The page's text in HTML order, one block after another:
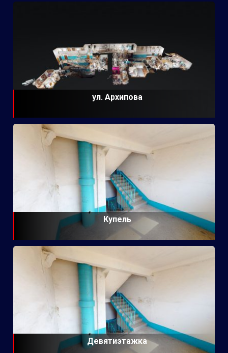
ул. Архипова
Купель
Девятиэтажка